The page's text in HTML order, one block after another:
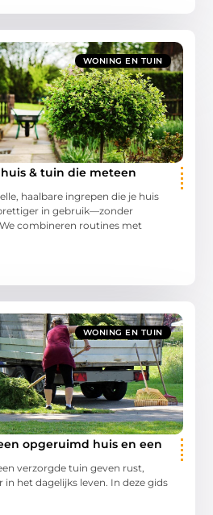
WONING EN TUIN
& tuin die meteen
haalbare ingrepen die je huis
in gebruik—zonder
combineren routines met
WONING EN TUIN
opgeruimd huis en een
verzorgde tuin geven rust,
het dagelijks leven. In deze gids